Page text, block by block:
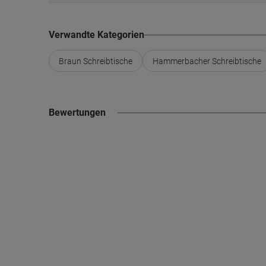
Verwandte Kategorien
Braun Schreibtische Hammerbacher Schreibtische
Bewertungen